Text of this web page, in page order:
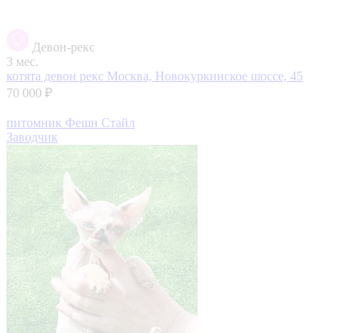
Девон-рекс
3 мес.
котята девон рекс Москва, Новокуркинское шоссе, 45
70 000 ₽
питомник Фешн Стайл
Заводчик